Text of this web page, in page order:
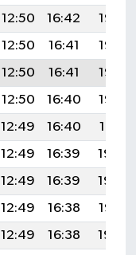
12:50 16:42
19:56
12:50 16:41
19:55
12:50 16:41
19:53
12:50 16:40
19:52
12:49 16:40
19:51
12:49 16:39
19:50
12:49 16:39
19:48
12:49 16:38
19:47
12:49 16:38
19:46